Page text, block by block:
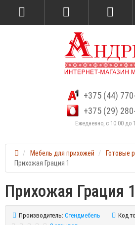
+375 (44)
+375 (29)
Ежедневно, с 10:00 до
Мебель для прихожей
Готовые
Прихожая Грация 1
Прихожая Грация 1
Производитель: Стендмебель Код